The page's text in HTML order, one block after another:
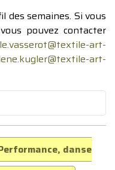
des semaines. Si vous
pouvez contacter
le.vasserot@textile-art-
art-
danse